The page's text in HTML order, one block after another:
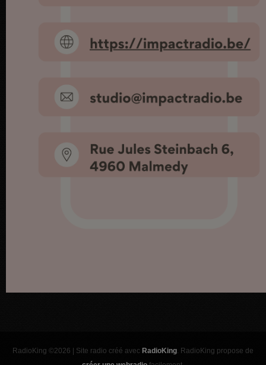
RadioKing ©2026 | Site radio créé avec RadioKing. RadioKing propose de